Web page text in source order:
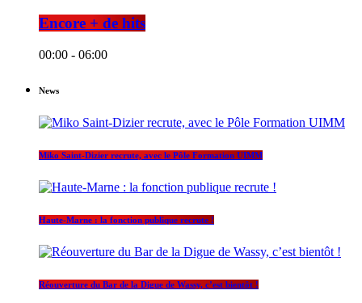
Encore + de hits
00:00 - 06:00
News
Miko Saint-Dizier recrute, avec le Pôle Formation UIMM
Haute-Marne : la fonction publique recrute !
Réouverture du Bar de la Digue de Wassy, c’est bientôt !